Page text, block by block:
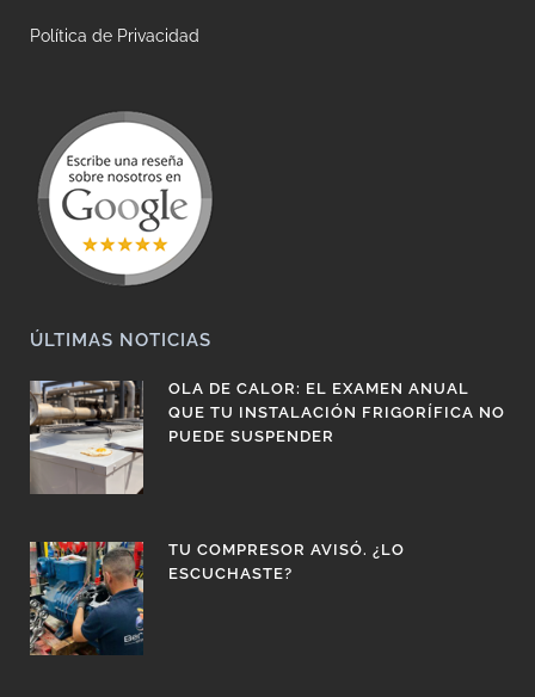
Política de Privacidad
ÚLTIMAS NOTICIAS
OLA DE CALOR: EL EXAMEN ANUAL
QUE TU INSTALACIÓN FRIGORÍFICA NO
PUEDE SUSPENDER
TU COMPRESOR AVISÓ. ¿LO
ESCUCHASTE?